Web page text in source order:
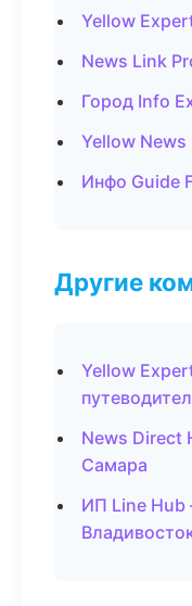
Yellow
News Link
Город Info
Yellow
Инфо Guide
Другие
Yellow
News Direct
Самара
ИП Line Hub